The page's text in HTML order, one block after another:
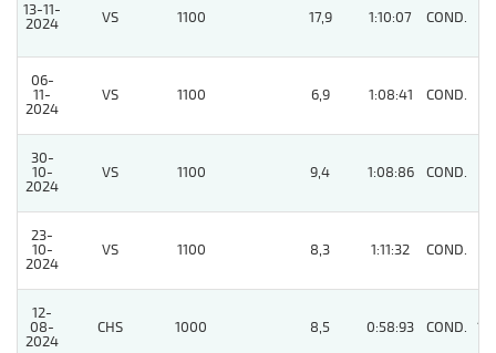
13-11-
2024
VS 1100 17,9 1:10:07 COND.
06-
11-
2024
VS 1100 6,9 1:08:41 COND.
30-
10-
2024
VS 1100 9,4 1:08:86 COND.
23-
10-
2024
VS 1100 8,3 1:11:32 COND.
12-
08-
2024
CHS 1000 8,5 0:58:93 COND. 13